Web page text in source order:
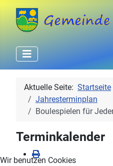
Aktuelle Seite: Startseite
Jahresterminplan
Boulespielen für
Terminkalender
Wir benutzen Cookies